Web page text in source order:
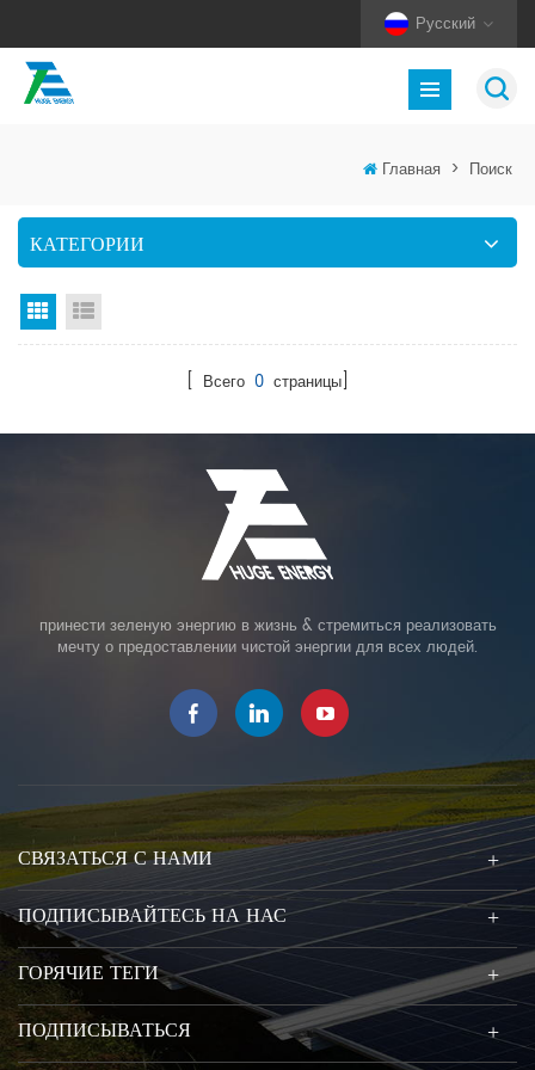
Русский
Главная > Поиск
КАТЕГОРИИ
Вид сетки
[ Всего 0 страницы]
принести зеленую энергию в жизнь & стремиться реализовать
мечту о предоставлении чистой энергии для всех людей.
СВЯЗАТЬСЯ С НАМИ
ПОДПИСЫВАЙТЕСЬ НА НАС
ГОРЯЧИЕ ТЕГИ
ПОДПИСЫВАТЬСЯ